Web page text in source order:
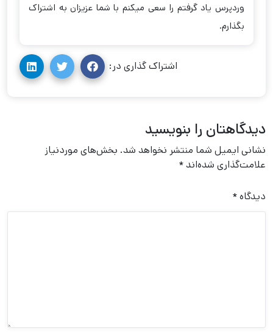
وردپرس یاد گرفتم را سعی میکنم با شما عزیزان به اشتراک
بگذارم.
اشتراک گذاری در:
دیدگاهتان را بنویسید
نشانی ایمیل شما منتشر نخواهد شد. بخش‌های موردنیاز
علامت‌گذاری شده‌اند*
دیدگاه*